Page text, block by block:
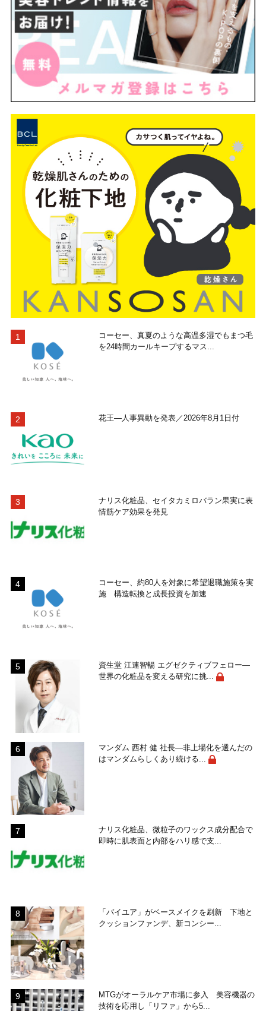
コーセー、真夏のような高温多湿でもまつ毛
を24時間カールキープするマス...
花王―人事異動を発表／2026年8月1日付
ナリス化粧品、セイタカミロバラン果実に表
情筋ケア効果を発見
コーセー、約80人を対象に希望退職施策を実
施 構造転換と成長投資を加速
資生堂 江連智暢 エグゼクティブフェロー―
世界の化粧品を変える研究に挑...
マンダム 西村 健 社長―非上場化を選んだの
はマンダムらしくあり続ける...
ナリス化粧品、微粒子のワックス成分配合で
即時に肌表面と内部をハリ感で支...
「バイユア」がベースメイクを刷新 下地と
クッションファンデ、新コンシー...
MTGがオーラルケア市場に参入 美容機器の
技術を応用し「リファ」から5...